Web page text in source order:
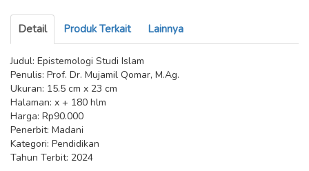
Detail Produk Terkait Lainnya
Judul: Epistemologi Studi Islam
Penulis: Prof. Dr. Mujamil Qomar, M.Ag.
Ukuran: 15.5 cm x 23 cm
Halaman: x + 180 hlm
Harga: Rp90.000
Penerbit: Madani
Kategori: Pendidikan
Tahun Terbit: 2024